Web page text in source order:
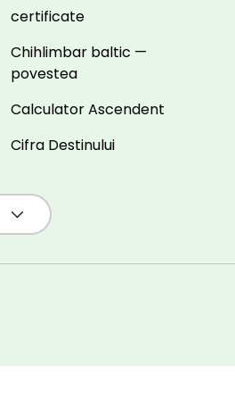
certificate
Chihlimbar baltic —
povestea
Calculator Ascendent
Cifra Destinului